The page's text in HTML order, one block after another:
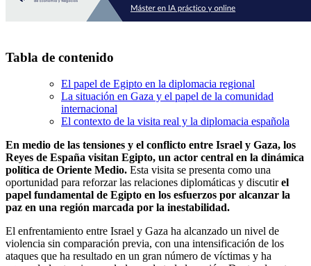
Tabla de contenido
El papel de Egipto en la diplomacia regional
La situación en Gaza y el papel de la comunidad
internacional
El contexto de la visita real y la diplomacia española
En medio de las tensiones y el conflicto entre Israel y Gaza, los
Reyes de España visitan Egipto, un actor central en la dinámica
política de Oriente Medio. Esta visita se presenta como una
oportunidad para reforzar las relaciones diplomáticas y discutirel
papel fundamental de Egipto en los esfuerzos por alcanzar la
paz en una región marcada por la inestabilidad.
El enfrentamiento entre Israel y Gaza ha alcanzado un nivel de
violencia sin comparación previa, con una intensificación de los
ataques que ha resultado en un gran número de víctimas y ha